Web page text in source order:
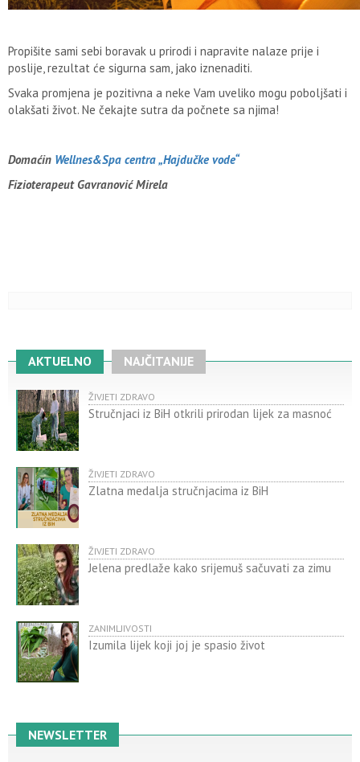
Propišite sami sebi boravak u prirodi i napravite nalaze prije i
poslije, rezultat će sigurna sam, jako iznenaditi.
Svaka promjena je pozitivna a neke Vam uveliko mogu poboljšati i
olakšati život. Ne čekajte sutra da počnete sa njima!
Domaćin Wellnes&Spa centra „Hajdučke vode“
Fizioterapeut Gavranović Mirela
AKTUELNO NAJČITANIJE
ŽIVJETI ZDRAVO
Stručnjaci iz BiH otkrili prirodan lijek za masnoć
ŽIVJETI ZDRAVO
Zlatna medalja stručnjacima iz BiH
ŽIVJETI ZDRAVO
Jelena predlaže kako srijemuš sačuvati za zimu
ZANIMLJIVOSTI
Izumila lijek koji joj je spasio život
NEWSLETTER